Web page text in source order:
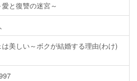
と復讐の迷宮～
美しい～ボクが結婚する理由(わけ)